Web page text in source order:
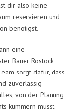
dir also keine
reservieren und
benötigst.
eine
Bauer Rostock
sorgt dafür, dass
zuverlässig
von der Planung
kümmern musst.